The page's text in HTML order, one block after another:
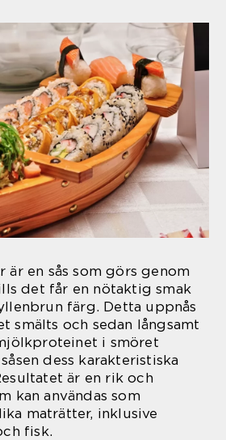
är en sås som görs genom
det får en nötaktig smak
färg. Detta uppnås
smälts och sedan långsamt
i smöret
dess karakteristiska
är en rik och
kan användas som
maträtter, inklusive
fisk.